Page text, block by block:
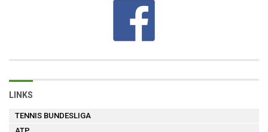
LINKS
TENNIS BUNDESLIGA